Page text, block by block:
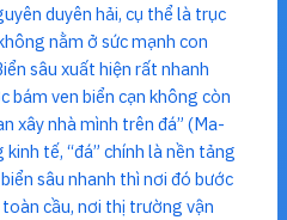
duyên hải, cụ thể là trục
nằm ở sức mạnh con
sâu xuất hiện rất nhanh
bám ven biển cạn không còn
xây nhà mình trên đá” (Ma-
tế, “đá” chính là nền tảng
sâu nhanh thì nơi đó bước
cầu, nơi thị trường vận